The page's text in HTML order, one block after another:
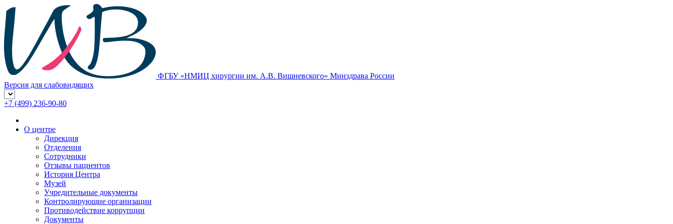
ФГБУ «НМИЦ хирургии им. А.В. Вишневского» Минздрава России
Версия для слабовидящих
+7 (499) 236-90-80
О центре
Дирекция
Отделения
Сотрудники
Отзывы пациентов
История Центра
Музей
Учредительные документы
Контролирующие организации
Противодействие коррупции
Документы